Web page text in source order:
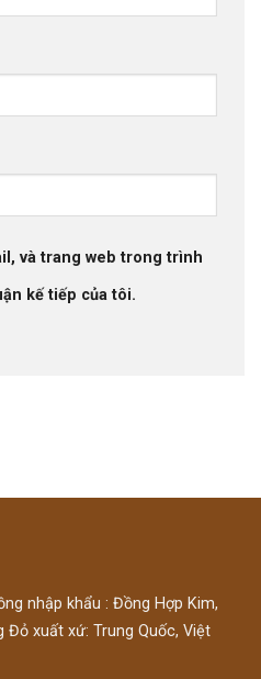
và trang web trong trình
kế tiếp của tôi.
nhập khẩu : Đồng Hợp Kim,
xuất xứ: Trung Quốc, Việt